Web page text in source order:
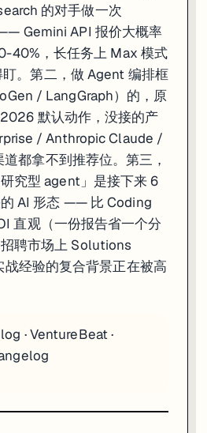
20 亿收购 Manus：
的对手做一次
Gemini API 报价大概率
40%，长任务上 Max 模式
。第二，做 Agent 编排框
/ LangGraph）的，原
默认动作，没接的产
/ Anthropic Claude /
都拿不到推荐位。第三，
究型 agent」是接下来 6
AI 形态 —— 比 Coding
直观（一份报告省一个分
聘市场上 Solutions
战经验的复合背景正在被高
·VentureBeat ·